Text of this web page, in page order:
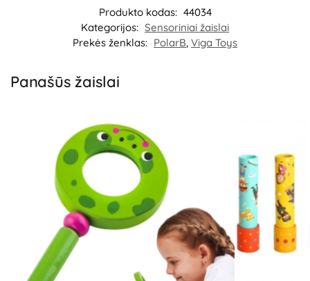
Produkto kodas: 44034
Kategorijos: Sensoriniai žaislai
Prekės ženklas: PolarB, Viga Toys
Panašūs žaislai